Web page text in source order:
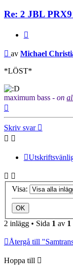
Re: 2 JBL
Inlägg
av Michael
*LÖST*
maximum bass - on
Skriv svar
Visa:
2 inlägg • Sida 1 av 1
Återgå till
Hoppa till